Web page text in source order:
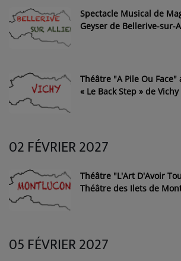
Spectacle Musical de
Geyser de Bellerive-sur-
Théâtre "A Pile Ou Face"
« Le Back Step » de Vichy
02 FÉVRIER 2027
Théâtre "L'Art D'Avoir
Théâtre des Ilets de
05 FÉVRIER 2027